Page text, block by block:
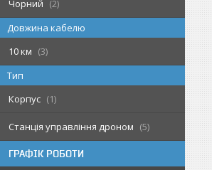
Чорний
2
Довжина кабелю
10 км
3
Тип
Корпус
1
Станція управління дроном 5
ГРАФІК РОБОТИ